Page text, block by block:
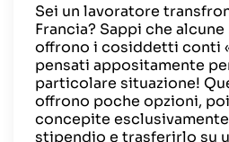
Sei un lavoratore
Francia? Sappi che
offrono i cosiddetti conti
pensati appositamente
particolare situazione!
offrono poche opzioni,
concepite
stipendio e trasferirlo su